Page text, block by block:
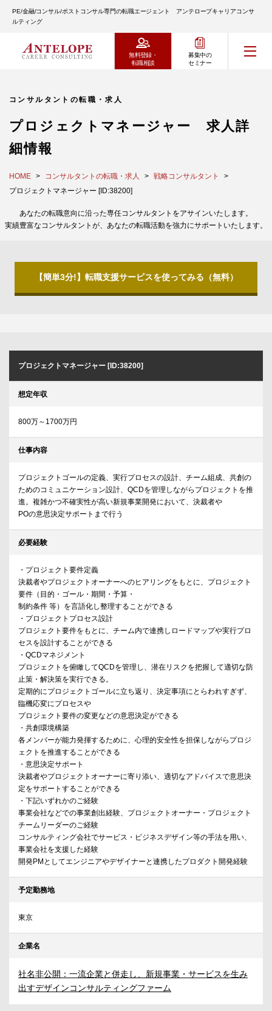
PE/金融/コンサル/ポストコンサル専門の転職エージェント アンテロープキャリアコンサ
ルティング
無料登録・
転職相談
募集中の
セミナー
コンサルタントの転職・求人
プロジェクトマネージャー 求人詳
細情報
HOME コンサルタントの転職・求人
戦略コンサルタント
プロジェクトマネージャー [ID:38200]
あなたの転職意向に沿った専任コンサルタントをアサインいたします。
実績豊富なコンサルタントが、あなたの転職活動を強力にサポートいたします。
【簡単3分!】転職支援サービスを使ってみる（無料）
プロジェクトマネージャー [ID:38200]
想定年収
800万～1700万円
仕事内容
プロジェクトゴールの定義、実行プロセスの設計、チーム組成、共創の
ためのコミュニケーション設計、QCDを管理しながらプロジェクトを推
進。複雑かつ不確実性が高い新規事業開発において、決裁者や
POの意思決定サポートまで行う
必要経験
・プロジェクト要件定義
決裁者やプロジェクトオーナーへのヒアリングをもとに、プロジェクト
要件（目的・ゴール・期間・予算・
制約条件 等）を言語化し整理することができる
・プロジェクトプロセス設計
プロジェクト要件をもとに、チーム内で連携しロードマップや実行プロ
セスを設計することができる
・QCDマネジメント
プロジェクトを俯瞰してQCDを管理し、潜在リスクを把握して適切な防
止策・解決策を実行できる。
定期的にプロジェクトゴールに立ち返り、決定事項にとらわれすぎず、
臨機応変にプロセスや
プロジェクト要件の変更などの意思決定ができる
・共創環境構築
各メンバーが能力発揮するために、心理的安全性を担保しながらプロジ
ェクトを推進することができる
・意思決定サポート
決裁者やプロジェクトオーナーに寄り添い、適切なアドバイスで意思決
定をサポートすることができる
・下記いずれかのご経験
事業会社などでの事業創出経験、プロジェクトオーナー・プロジェクト
チームリーダーのご経験
コンサルティング会社でサービス・ビジネスデザイン等の手法を用い、
事業会社を支援した経験
開発PMとしてエンジニアやデザイナーと連携したプロダクト開発経験
予定勤務地
東京
企業名
社名非公開：一流企業と併走し、新規事業・サービスを生み
出すデザインコンサルティングファーム